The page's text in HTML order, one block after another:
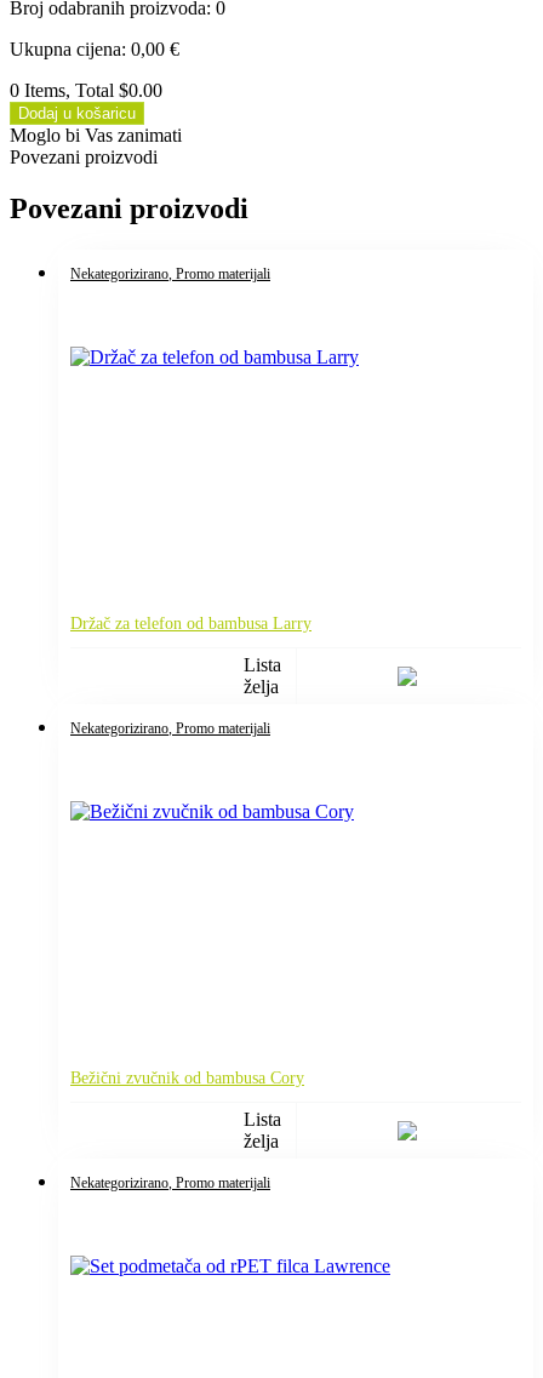
Broj odabranih proizvoda: 0
Ukupna cijena: 0,00 €
0 Items, Total $0.00
Dodaj u košaricu
Moglo bi Vas zanimati
Povezani proizvodi
Povezani proizvodi
Nekategorizirano , Promo materijali
Držač za telefon od bambusa Larry
Lista
želja
Nekategorizirano , Promo materijali
Bežični zvučnik od bambusa Cory
Lista
želja
Nekategorizirano , Promo materijali